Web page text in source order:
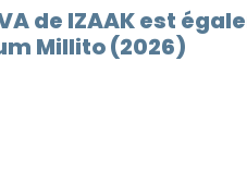
de IZAAK est
Millito (2026)